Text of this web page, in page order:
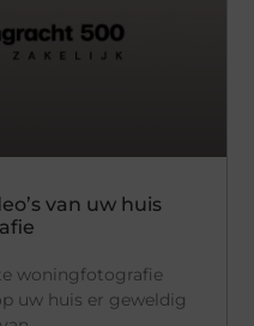
van uw huis
woningfotografie
uw huis er geweldig